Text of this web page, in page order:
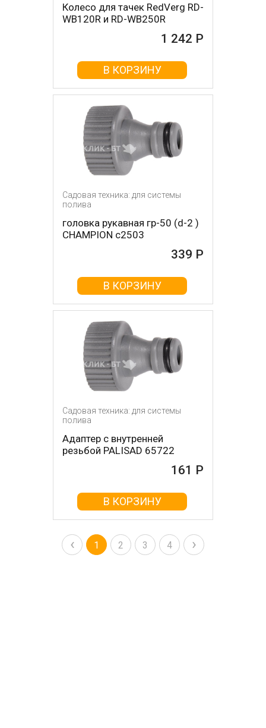
Колесо для тачек RedVerg RD-
WB120R и RD-WB250R
1 242 Р
В КОРЗИНУ
Садовая техника: для системы
полива
головка рукавная гр-50 (d-2 )
CHAMPION c2503
339 Р
В КОРЗИНУ
Садовая техника: для системы
полива
Адаптер с внутренней
резьбой PALISAD 65722
161 Р
В КОРЗИНУ
‹ 1 2 3 4 ›